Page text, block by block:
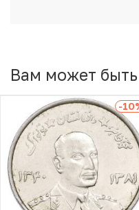
Вам может
-10